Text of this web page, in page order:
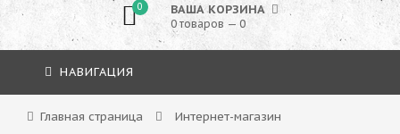
0 ВАША КОРЗИНА
0 товаров — 0
НАВИГАЦИЯ
Главная страница Интернет-магазин